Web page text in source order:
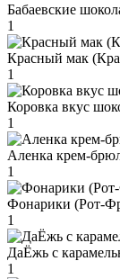
Бабаевские
1
Красный мак
1
Коровка вкус
1
Аленка крем-
1
Фонарики (Рот-
1
ДаЁжь с
1